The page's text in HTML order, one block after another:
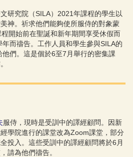
研究院（SILA）2021年課程的學生以
神。祈求他們能夠使所服侍的對象蒙
開始前在聖誕和新年期間享受休假而
而禱告。工作人員和學生參與SILA的
他們。這是個於6至7月舉行的密集課
服侍，現時是受訓中的譯經顧問。因新
學院進行的課堂改為Zoom課堂，部分
投入。這些受訓中的譯經顧問將於6月
請為他們禱告。